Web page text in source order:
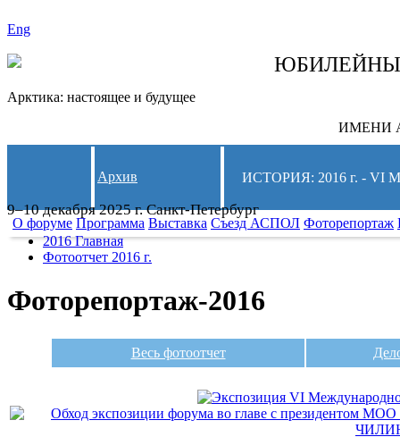
Eng
Арктика: настоящее и будущее
ИМЕНИ
9–10 декабря 2025 г. Санкт-Петербург
Архив ИСТОРИЯ: 2016 г. -
О форуме Программа Выставка Съезд АСПОЛ Фоторепортаж
2016 Главная
Фотоотчет 2016 г.
Фоторепортаж-2016
Весь фотоотчет